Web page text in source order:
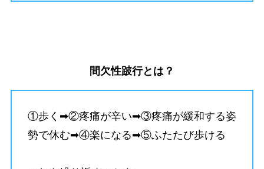
間欠性跛行とは？
①歩く➡②疼痛が辛い➡③疼痛が緩和する姿
勢で休む➡④楽になる➡⑤ふたたび歩ける